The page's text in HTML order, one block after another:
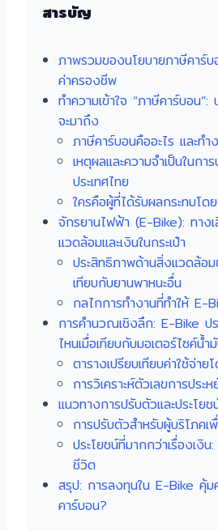
สารบัญ
ภาพรวมของนโยบายภาษีคาร์บ
ค่าครองชีพ
ทำความเข้าใจ “ภาษีคาร์บอน
จะมาถึง
ภาษีคาร์บอนคืออะไร และทำ
เหตุผลและความจำเป็นในกา
ประเทศไทย
ใครคือผู้ที่ได้รับผลกระทบโด
จักรยานไฟฟ้า (E-Bike): ทาง
แวดล้อมและเงินในกระเป๋า
ประสิทธิภาพด้านสิ่งแวดล้อ
เทียบกับยานพาหนะอื่น
กลไกการทำงานที่ทำให้ E-
การคำนวณเชิงลึก: E-Bike ป
ไหนเมื่อเทียบกับมอเตอร์ไซค์น้ำ
ตารางเปรียบเทียบค่าใช้จ่าย
การวิเคราะห์ตัวเลขการประ
แนวทางการปรับตัวและประโย
การปรับตัวสำหรับผู้บริโภคเ
ประโยชน์ที่มากกว่าเรื่องเ
ชีวิต
สรุป: การลงทุนใน E-Bike คุ้ม
คาร์บอน?